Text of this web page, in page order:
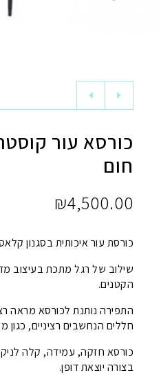
כורסא עור
חום
₪4,500.00
כורסת עור איכותית בסגנון
שילוב של רגל מתכת בעיצוב
הקטנים.
התפירה נותנת לכורסא מראה
חללים הנחשבים רציניים, כגון
כורסא חזקה, עמידה, קלה
בצורה יוצאת דופן.